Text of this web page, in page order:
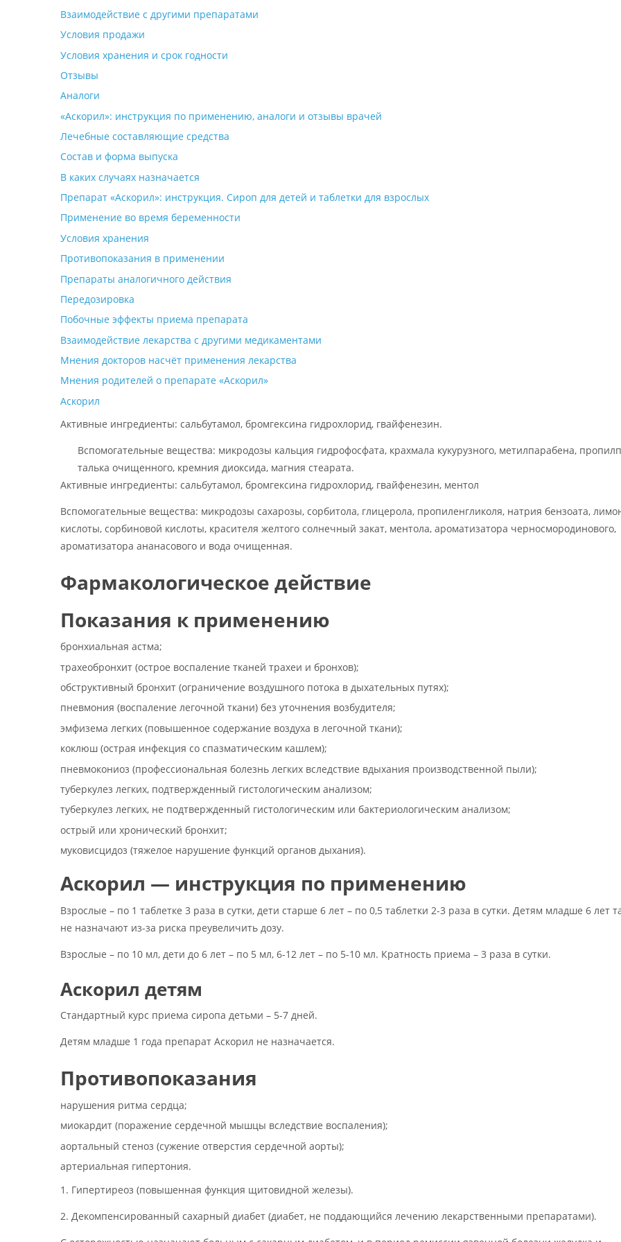
Взаимодействие с другими препаратами
Условия продажи
Условия хранения и срок годности
Отзывы
Аналоги
«Аскорил»: инструкция по применению, аналоги и отзывы врачей
Лечебные составляющие средства
Состав и форма выпуска
В каких случаях назначается
Препарат «Аскорил»: инструкция. Сироп для детей и таблетки для взрослых
Применение во время беременности
Условия хранения
Противопоказания в применении
Препараты аналогичного действия
Передозировка
Побочные эффекты приема препарата
Взаимодействие лекарства с другими медикаментами
Мнения докторов насчёт применения лекарства
Мнения родителей о препарате «Аскорил»
Аскорил
Активные ингредиенты: сальбутамол, бромгексина гидрохлорид, гвайфенезин.
Вспомогательные вещества: микродозы кальция гидрофосфата, крахмала кукурузного, метилпарабена,
талька очищенного, кремния диоксида, магния стеарата.
Активные ингредиенты: сальбутамол, бромгексина гидрохлорид, гвайфенезин, ментол
Вспомогательные вещества: микродозы сахарозы, сорбитола, глицерола, пропиленгликоля, натрия бензоата,
кислоты, сорбиновой кислоты, красителя желтого солнечный закат, ментола, ароматизатора черносмородинового,
ароматизатора ананасового и вода очищенная.
Фармакологическое действие
Показания к применению
бронхиальная астма;
трахеобронхит (острое воспаление тканей трахеи и бронхов);
обструктивный бронхит (ограничение воздушного потока в дыхательных путях);
пневмония (воспаление легочной ткани) без уточнения возбудителя;
эмфизема легких (повышенное содержание воздуха в легочной ткани);
коклюш (острая инфекция со спазматическим кашлем);
пневмокониоз (профессиональная болезнь легких вследствие вдыхания производственной пыли);
туберкулез легких, подтвержденный гистологическим анализом;
туберкулез легких, не подтвержденный гистологическим или бактериологическим анализом;
острый или хронический бронхит;
муковисцидоз (тяжелое нарушение функций органов дыхания).
Аскорил — инструкция по применению
Взрослые – по 1 таблетке 3 раза в сутки, дети старше 6 лет – по 0,5 таблетки 2-3 раза в сутки. Детям младше 6 лет
не назначают из-за риска преувеличить дозу.
Взрослые – по 10 мл, дети до 6 лет – по 5 мл, 6-12 лет – по 5-10 мл. Кратность приема – 3 раза в сутки.
Аскорил детям
Стандартный курс приема сиропа детьми – 5-7 дней.
Детям младше 1 года препарат Аскорил не назначается.
Противопоказания
нарушения ритма сердца;
миокардит (поражение сердечной мышцы вследствие воспаления);
аортальный стеноз (сужение отверстия сердечной аорты);
артериальная гипертония.
1. Гипертиреоз (повышенная функция щитовидной железы).
2. Декомпенсированный сахарный диабет (диабет, не поддающийся лечению лекарственными препаратами).